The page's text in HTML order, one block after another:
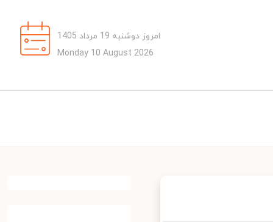
امروز دوشنبه 19 مرداد 1405
Monday 10 August 2026